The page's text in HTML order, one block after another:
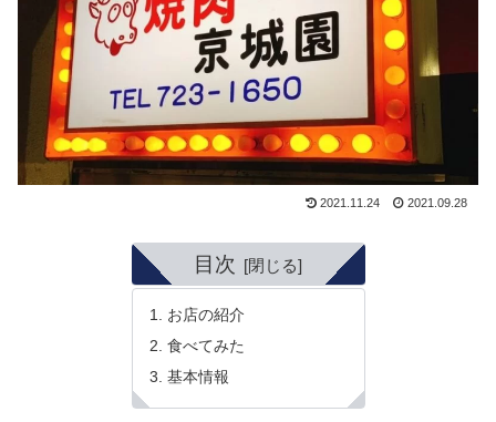
2021.11.24 2021.09.28
目次
お店の紹介
食べてみた
基本情報